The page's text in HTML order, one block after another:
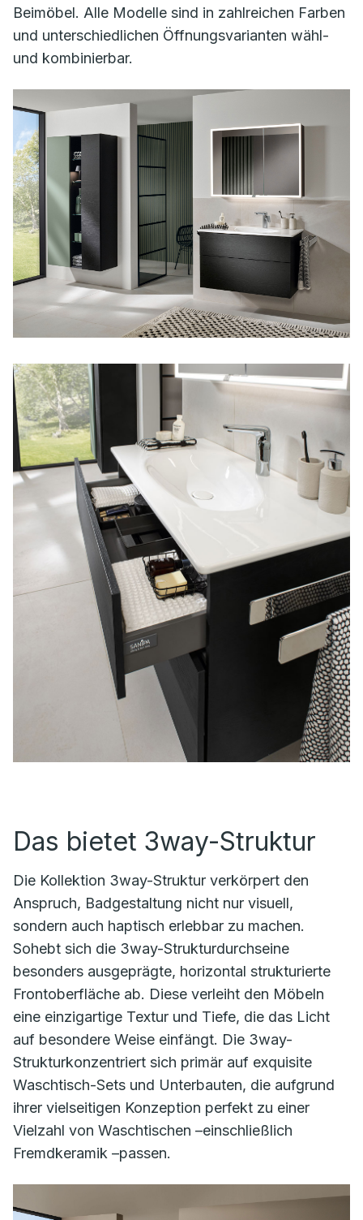
Beimöbel. Alle Modelle sind in zahlreichen Farben
und unterschiedlichen Öffnungsvarianten wähl-
und kombinierbar.
Das bietet 3way-Struktur
Die Kollektion 3way-Struktur verkörpert den
Anspruch, Badgestaltung nicht nur visuell,
sondern auch haptisch erlebbar zu machen.
Sohebt sich die 3way-Strukturdurchseine
besonders ausgeprägte, horizontal strukturierte
Frontoberfläche ab. Diese verleiht den Möbeln
eine einzigartige Textur und Tiefe, die das Licht
auf besondere Weise einfängt. Die 3way-
Strukturkonzentriert sich primär auf exquisite
Waschtisch-Sets und Unterbauten, die aufgrund
ihrer vielseitigen Konzeption perfekt zu einer
Vielzahl von Waschtischen –einschließlich
Fremdkeramik –passen.